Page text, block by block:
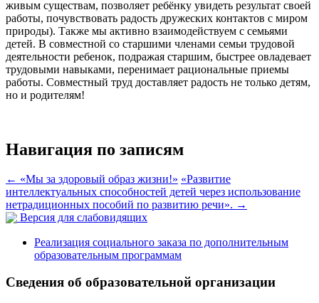
живым существам, позволяет ребёнку увидеть результат своей
работы, почувствовать радость дружеских контактов с миром
природы). Также мы активно взаимодействуем с семьями
детей. В совместной со старшими членами семьи трудовой
деятельности ребенок, подражая старшим, быстрее овладевает
трудовыми навыками, перенимает рациональные приемы
работы. Совместный труд доставляет радость не только детям,
но и родителям!
Навигация по записям
← «Мы за здоровый образ жизни!» «Развитие
интеллектуальных способностей детей через использование
нетрадиционных пособий по развитию речи». →
Версия для слабовидящих
Реализация социального заказа по дополнительным
образовательным программам
Сведения об образовательной организации